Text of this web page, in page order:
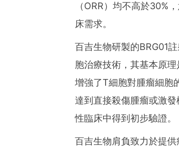
（ORR）均不高於30%
床需求。
百吉生物研製的BRG01
胞治療技術，其基本原
增強了T細胞對腫瘤細胞
達到直接殺傷腫瘤或激
性臨床中得到初步驗證。
百吉生物肩負致力於提